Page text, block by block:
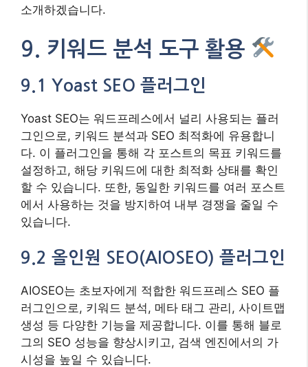
소개하겠습니다.
9. 키워드 분석 도구 활용
9.1 Yoast SEO 플러그인
Yoast SEO는 워드프레스에서 널리 사용되는 플러
그인으로, 키워드 분석과 SEO 최적화에 유용합니
다. 이 플러그인을 통해 각 포스트의 목표 키워드를
설정하고, 해당 키워드에 대한 최적화 상태를 확인
할 수 있습니다. 또한, 동일한 키워드를 여러 포스트
에서 사용하는 것을 방지하여 내부 경쟁을 줄일 수
있습니다.
9.2 올인원 SEO(AIOSEO) 플러그인
AIOSEO는 초보자에게 적합한 워드프레스 SEO 플
러그인으로, 키워드 분석, 메타 태그 관리, 사이트맵
생성 등 다양한 기능을 제공합니다. 이를 통해 블로
그의 SEO 성능을 향상시키고, 검색 엔진에서의 가
시성을 높일 수 있습니다.